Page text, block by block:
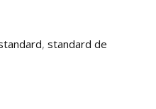
, standard de